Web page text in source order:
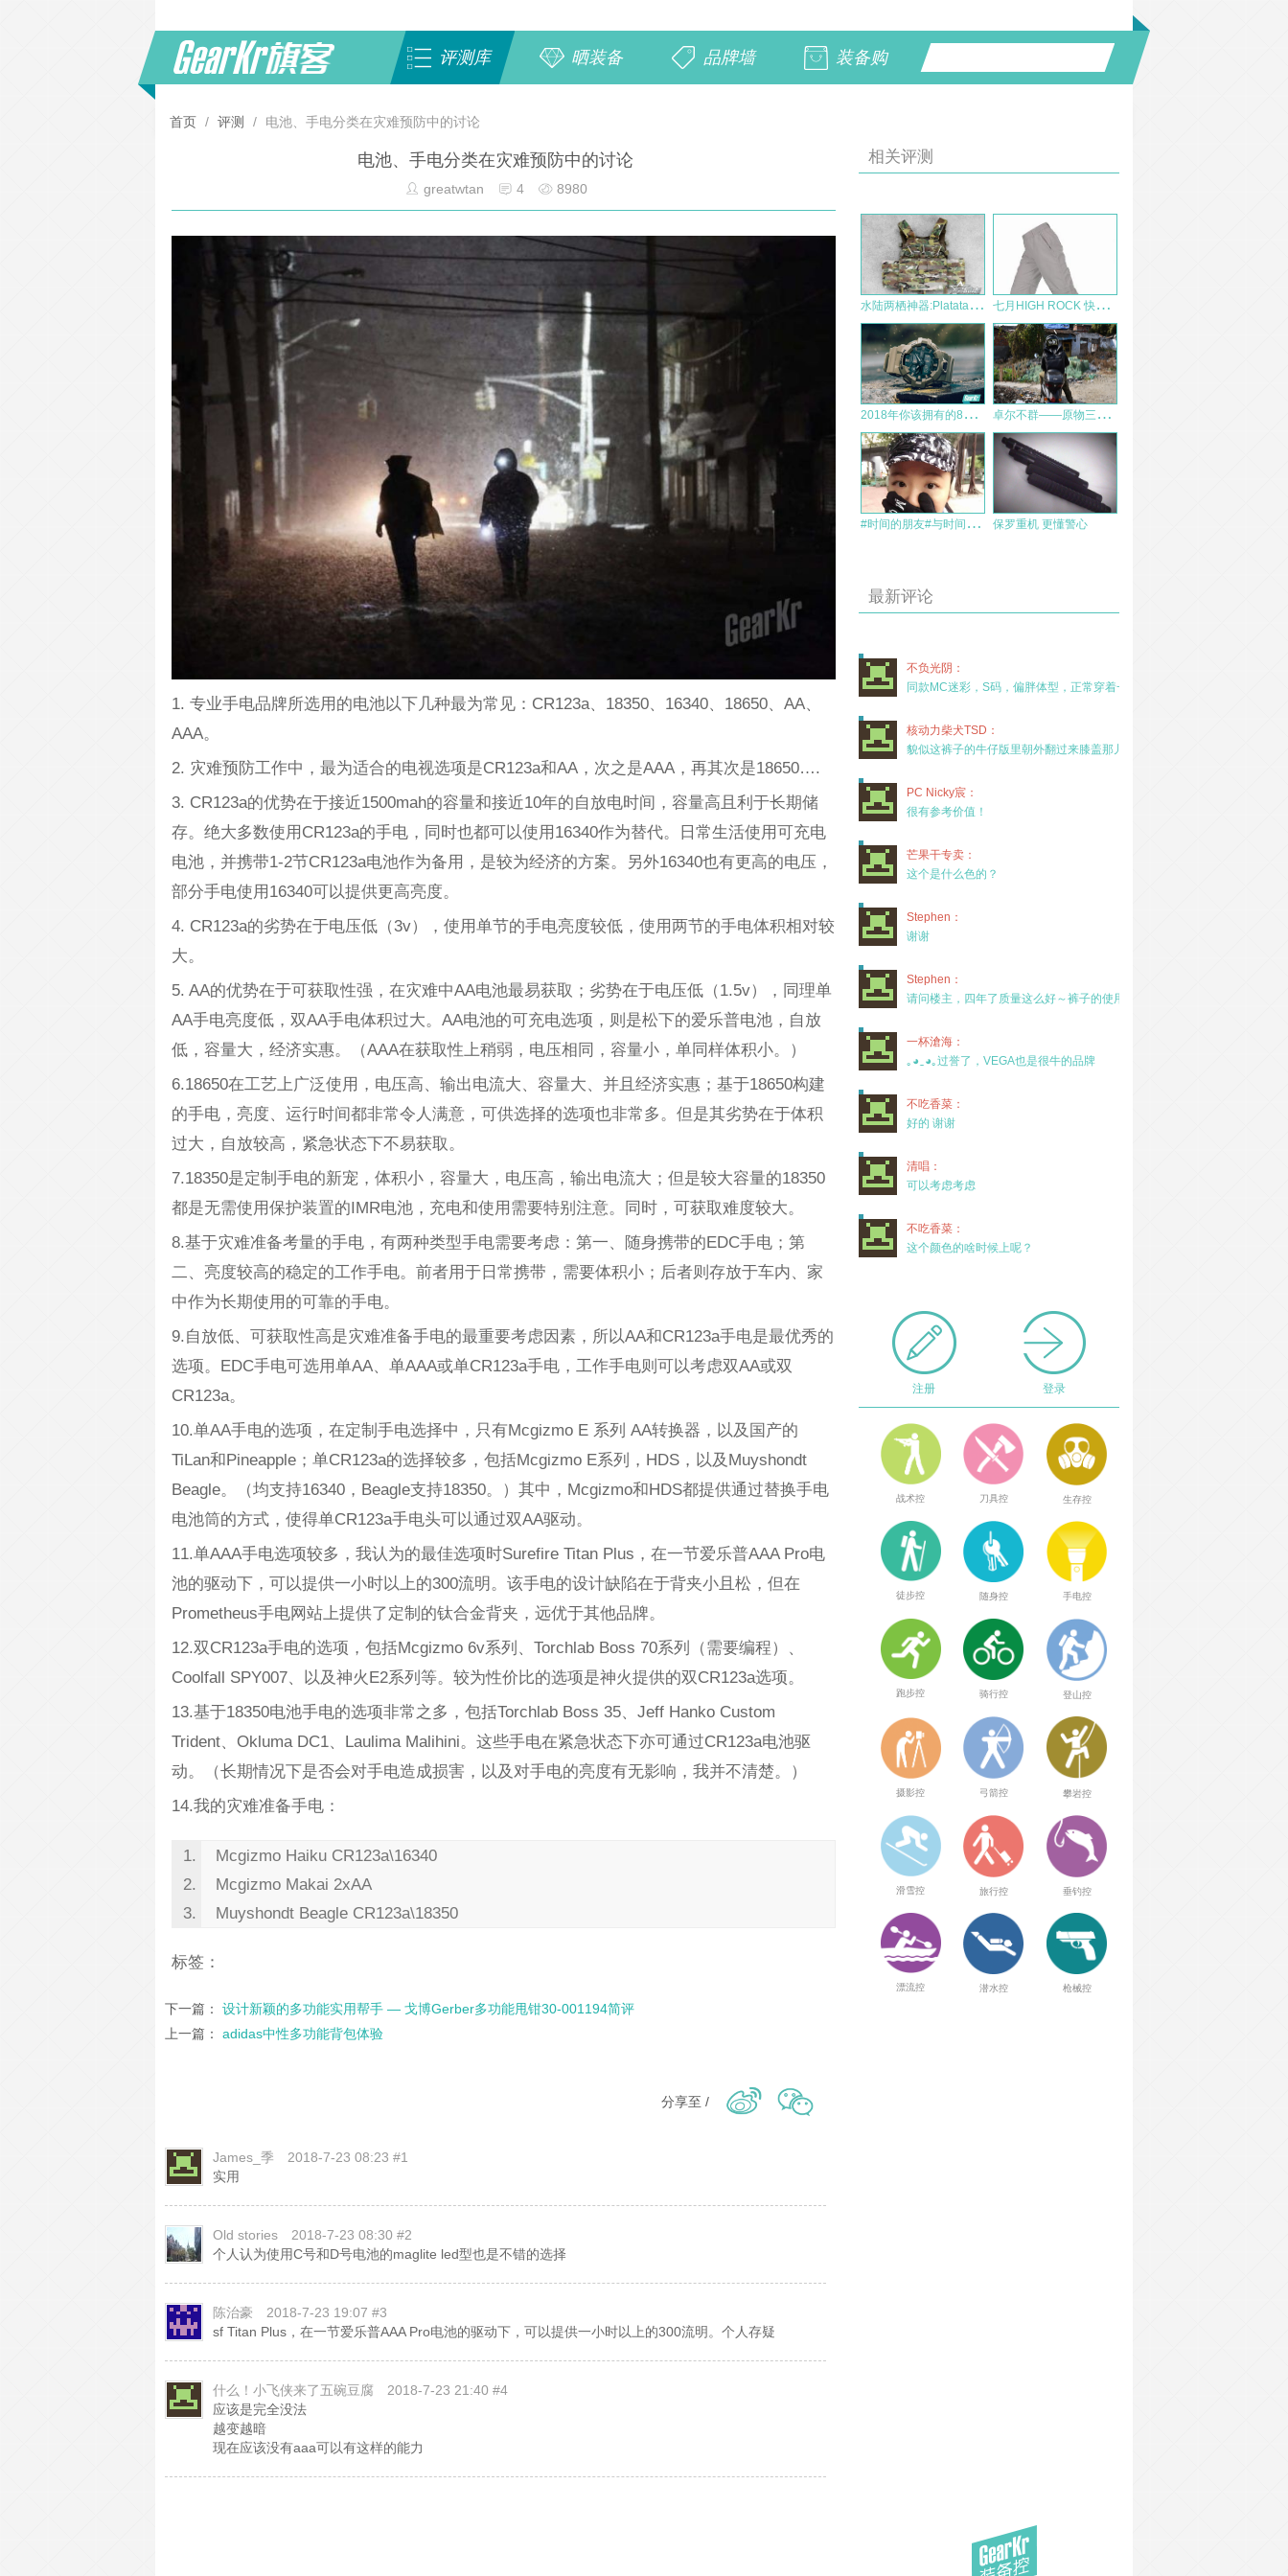
评测库 晒装备 品牌墙 装备购
首页 / 评测 / 电池、手电分类在灾难预防中的讨论
电池、手电分类在灾难预防中的讨论
greatwtan 4 8980
1. 专业手电品牌所选用的电池以下几种最为常见：CR123a、18350、16340、18650、AA、
AAA。
2. 灾难预防工作中，最为适合的电视选项是CR123a和AA，次之是AAA，再其次是18650….
3. CR123a的优势在于接近1500mah的容量和接近10年的自放电时间，容量高且利于长期储
存。绝大多数使用CR123a的手电，同时也都可以使用16340作为替代。日常生活使用可充电
电池，并携带1-2节CR123a电池作为备用，是较为经济的方案。另外16340也有更高的电压，
部分手电使用16340可以提供更高亮度。
4. CR123a的劣势在于电压低（3v），使用单节的手电亮度较低，使用两节的手电体积相对较
大。
5. AA的优势在于可获取性强，在灾难中AA电池最易获取；劣势在于电压低（1.5v），同理单
AA手电亮度低，双AA手电体积过大。AA电池的可充电选项，则是松下的爱乐普电池，自放
低，容量大，经济实惠。（AAA在获取性上稍弱，电压相同，容量小，单同样体积小。）
6.18650在工艺上广泛使用，电压高、输出电流大、容量大、并且经济实惠；基于18650构建
的手电，亮度、运行时间都非常令人满意，可供选择的选项也非常多。但是其劣势在于体积
过大，自放较高，紧急状态下不易获取。
7.18350是定制手电的新宠，体积小，容量大，电压高，输出电流大；但是较大容量的18350
都是无需使用保护装置的IMR电池，充电和使用需要特别注意。同时，可获取难度较大。
8.基于灾难准备考量的手电，有两种类型手电需要考虑：第一、随身携带的EDC手电；第
二、亮度较高的稳定的工作手电。前者用于日常携带，需要体积小；后者则存放于车内、家
中作为长期使用的可靠的手电。
9.自放低、可获取性高是灾难准备手电的最重要考虑因素，所以AA和CR123a手电是最优秀的
选项。EDC手电可选用单AA、单AAA或单CR123a手电，工作手电则可以考虑双AA或双
CR123a。
10.单AA手电的选项，在定制手电选择中，只有Mcgizmo E 系列 AA转换器，以及国产的
TiLan和Pineapple；单CR123a的选择较多，包括Mcgizmo E系列，HDS，以及Muyshondt
Beagle。（均支持16340，Beagle支持18350。）其中，Mcgizmo和HDS都提供通过替换手电
电池筒的方式，使得单CR123a手电头可以通过双AA驱动。
11.单AAA手电选项较多，我认为的最佳选项时Surefire Titan Plus，在一节爱乐普AAA Pro电
池的驱动下，可以提供一小时以上的300流明。该手电的设计缺陷在于背夹小且松，但在
Prometheus手电网站上提供了定制的钛合金背夹，远优于其他品牌。
12.双CR123a手电的选项，包括Mcgizmo 6v系列、Torchlab Boss 70系列（需要编程）、
Coolfall SPY007、以及神火E2系列等。较为性价比的选项是神火提供的双CR123a选项。
13.基于18350电池手电的选项非常之多，包括Torchlab Boss 35、Jeff Hanko Custom
Trident、Okluma DC1、Laulima Malihini。这些手电在紧急状态下亦可通过CR123a电池驱
动。（长期情况下是否会对手电造成损害，以及对手电的亮度有无影响，我并不清楚。）
14.我的灾难准备手电：
Mcgizmo Haiku CR123a\16340
Mcgizmo Makai 2xAA
Muyshondt Beagle CR123a\18350
标签：
下一篇： 设计新颖的多功能实用帮手 — 戈博Gerber多功能甩钳30-001194简评
上一篇： adidas中性多功能背包体验
分享至 /
James_季
2018-7-23 08:23 #1
实用
Old stories
2018-7-23 08:30 #2
个人认为使用C号和D号电池的maglite led型也是不错的选择
陈治豪
2018-7-23 19:07 #3
sf Titan Plus，在一节爱乐普AAA Pro电池的驱动下，可以提供一小时以上的300流明。个人存疑
什么！小飞侠来了五碗豆腐
2018-7-23 21:40 #4
应该是完全没法
越变越暗
现在应该没有aaa可以有这样的能力
相关评测
水
陆两栖神器:Platatac SMAC战术背心 七
月HIGH ROCK 快干拆分裤 测评报告
2
018年你该拥有的8款耐操数显表 卓
尔不群——原物三生不动系列城市机能三合一背包
#
时间的朋友#与时间并肩而行 保罗重机 更懂警心
最新评论
不负光阴：
同款MC迷彩，S码，偏胖体型，正常穿着一年半，没
核动力柴犬TSD：
貌似这裤子的牛仔版里朝外翻过来膝盖那儿有放护膝的
PC Nicky宸：
很有参考价值！
芒果干专卖：
这个是什么色的？
Stephen：
谢谢
Stephen：
请问楼主，四年了质量这么好～裤子的使用率高吗？
一杯滄海：
｡◕‿◕｡过誉了，VEGA也是很牛的品牌
不吃香菜：
好的 谢谢
清唱：
可以考虑考虑
不吃香菜：
这个颜色的啥时候上呢？
注册 登录
战术控 刀具控 生存控
徒步控 随身控 手电控
跑步控 骑行控 登山控
摄影控 弓箭控 攀岩控
滑雪控 旅行控 垂钓控
漂流控 潜水控 枪械控